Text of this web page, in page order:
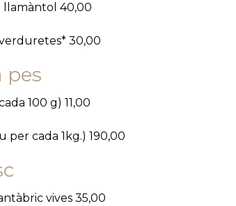
llamàntol 40,00
30,00
pes
100 g) 11,00
per cada 1kg.) 190,00
vives 35,00